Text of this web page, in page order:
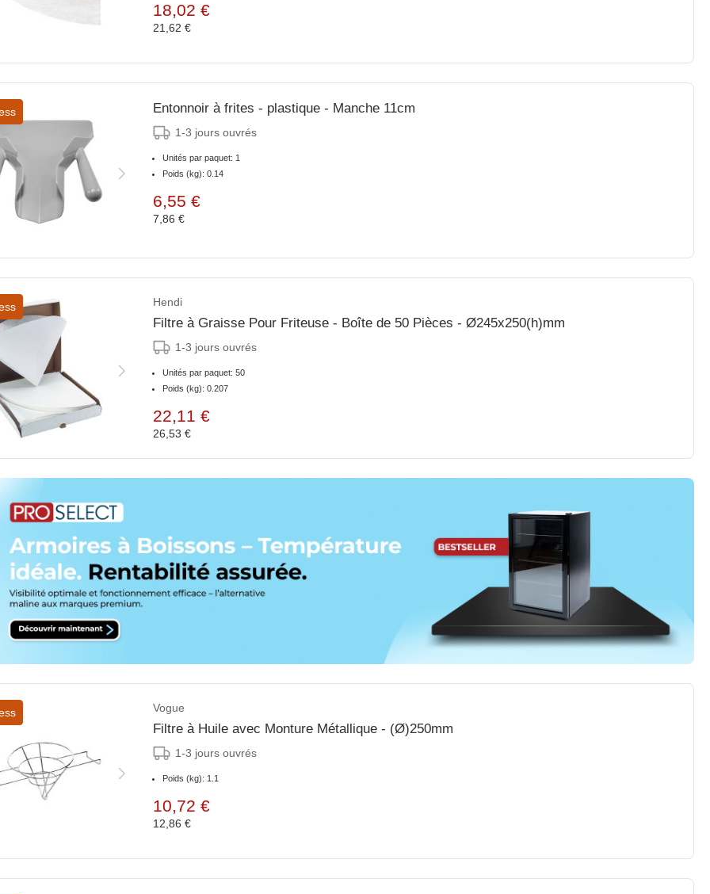
18,02 €
21,62 €
Entonnoir à frites - plastique - Manche 11cm
1-3 jours ouvrés
Unités par paquet: 1
Poids (kg): 0.14
6,55 €
7,86 €
Hendi
Filtre à Graisse Pour Friteuse - Boîte de 50 Pièces - Ø245x250(h)mm
1-3 jours ouvrés
Unités par paquet: 50
Poids (kg): 0.207
22,11 €
26,53 €
Vogue
Filtre à Huile avec Monture Métallique - (Ø)250mm
1-3 jours ouvrés
Poids (kg): 1.1
10,72 €
12,86 €